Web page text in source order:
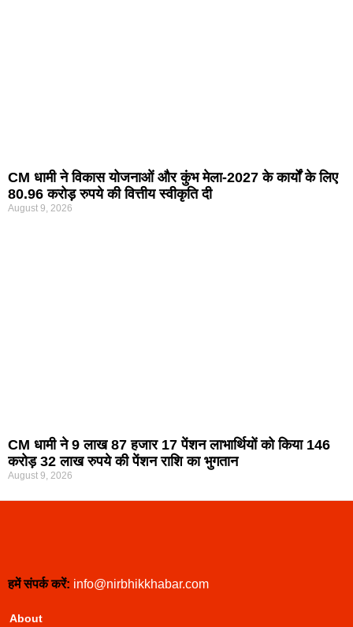
CM धामी ने विकास योजनाओं और कुंभ मेला-2027 के कार्यों के लिए
80.96 करोड़ रुपये की वित्तीय स्वीकृति दी
August 9, 2026
CM धामी ने 9 लाख 87 हजार 17 पेंशन लाभार्थियों को किया 146
करोड़ 32 लाख रुपये की पेंशन राशि का भुगतान
August 9, 2026
हमें संपर्क करें: info@nirbhikkhabar.com
About